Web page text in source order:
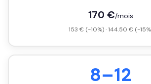
170 €/mois
153 € (-10%) · 144.50 € (-
8–12